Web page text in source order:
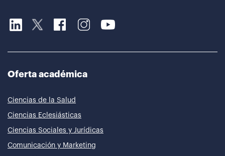
Oferta académica
Ciencias de la Salud
Ciencias Eclesiásticas
Ciencias Sociales y Jurídicas
Comunicación y Marketing